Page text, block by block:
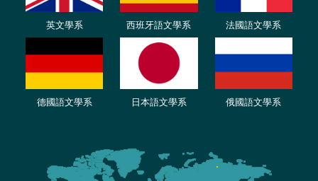
英文學系 西班牙語文學系 法國語文學系
德國語文學系 日本語文學系 俄國語文學系